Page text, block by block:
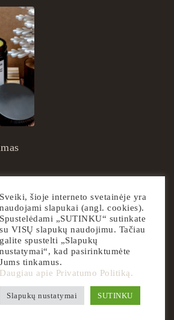
2026 ingrilspa.com
Sveiki, šioje interneto svetainėje yra
naudojami slapukai (angl. cookies).
Spustelėdami „SUTINKU“ sutinkate
su VISŲ slapukų naudojimu. Tačiau
galite spustelti „Slapukų
nustatymai“, kad pasirinktumėte
Jums tinkamus.
Daugiau apie Privatumo Politiką.
Slapukų nustatymai SUTINKU